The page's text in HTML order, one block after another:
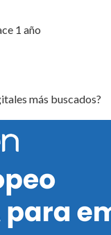
1 año
más buscados?